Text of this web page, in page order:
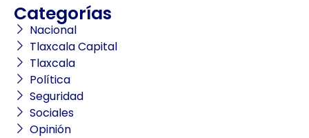
Categorías
Nacional
Tlaxcala Capital
Tlaxcala
Política
Seguridad
Sociales
Opinión